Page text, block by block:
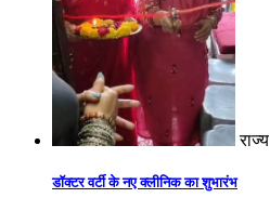
राज्य
डॉक्टर वर्टी के नए क्लीनिक का शुभारंभ